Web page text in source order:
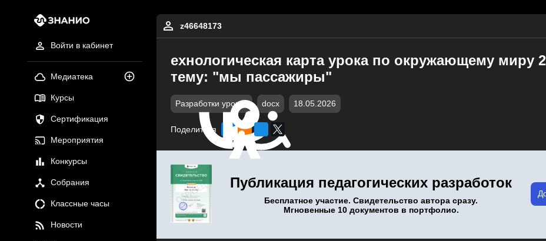
Войти в кабинет
Медиатека
Курсы
Сертификация
Мероприятия
Конкурсы
Собрания
Классные часы
Новости
z46648173
ехнологическая карта урока по окружающему миру
тему: "мы пассажиры"
Разработки уроков docx 18.05.2026
Поделиться
Публикация педагогических разработок
Бесплатное участие. Свидетельство автора сразу.
Мгновенные 10 документов в портфолио.